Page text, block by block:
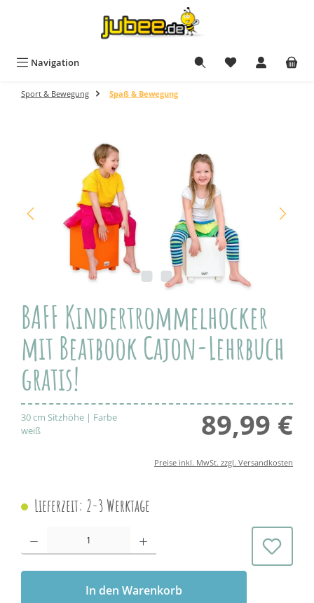
Navigation
Sport & Bewegung Spaß & Bewegung
Bildergalerie überspringen
BAFF Kindertrommelhocker
mit Beatbook Cajon-Lehrbuch
gratis!
30 cm Sitzhöhe | Farbe
weiß
89,99 €
Preise inkl. MwSt. zzgl. Versandkosten
Lieferzeit: 2-3 Werktage
Produkt Anzahl: Gib den gewünschten Wert ein oder benutze die
In den Warenkorb